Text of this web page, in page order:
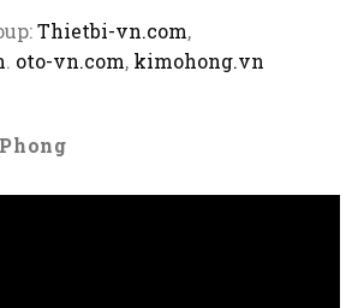
Thietbi-vn.com,
. oto-vn.com, kimohong.vn